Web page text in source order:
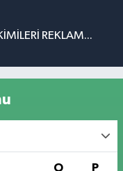
REKLAM...
O P